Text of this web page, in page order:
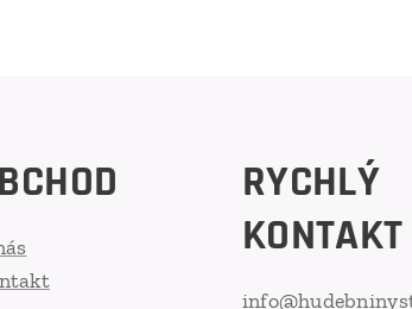
RYCHLÝ
KONTAKT